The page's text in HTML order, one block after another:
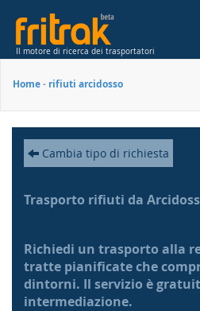
Il motore di ricerca dei trasportatori
Home- rifiuti arcidosso
Cambia tipo di richiesta
Trasporto rifiuti da
Richiedi un trasporto alla
tratte pianificate che
dintorni. Il servizio è
intermediazione.